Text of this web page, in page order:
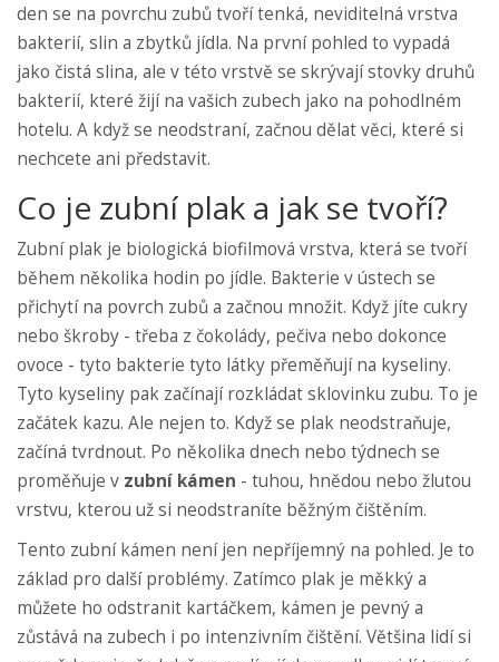
den se na povrchu zubů tvoří tenká, neviditelná vrstva
bakterií, slin a zbytků jídla. Na první pohled to vypadá
jako čistá slina, ale v této vrstvě se skrývají stovky druhů
bakterií, které žijí na vašich zubech jako na pohodlném
hotelu. A když se neodstraní, začnou dělat věci, které si
nechcete ani představit.
Co je zubní plak a jak se tvoří?
Zubní plak je biologická biofilmová vrstva, která se tvoří
během několika hodin po jídle. Bakterie v ústech se
přichytí na povrch zubů a začnou množit. Když jíte cukry
nebo škroby - třeba z čokolády, pečiva nebo dokonce
ovoce - tyto bakterie tyto látky přeměňují na kyseliny.
Tyto kyseliny pak začínají rozkládat sklovinku zubu. To je
začátek kazu. Ale nejen to. Když se plak neodstraňuje,
začíná tvrdnout. Po několika dnech nebo týdnech se
proměňuje v zubní kámen - tuhou, hnědou nebo žlutou
vrstvu, kterou už si neodstraníte běžným čištěním.
Tento zubní kámen není jen nepříjemný na pohled. Je to
základ pro další problémy. Zatímco plak je měkký a
můžete ho odstranit kartáčkem, kámen je pevný a
zůstává na zubech i po intenzivním čištění. Většina lidí si